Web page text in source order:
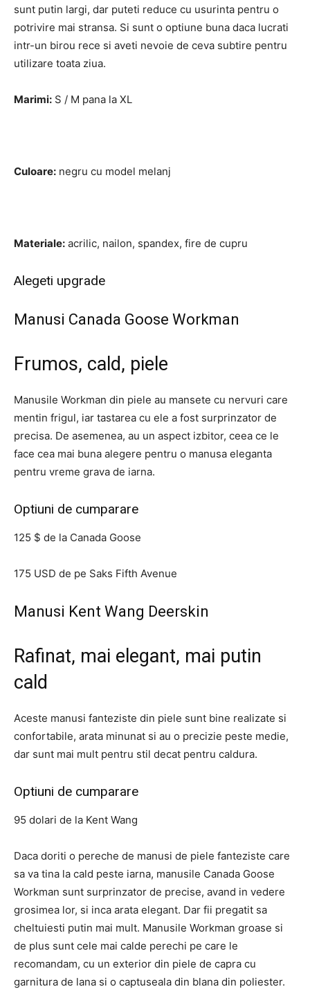
sunt putin largi, dar puteti reduce cu usurinta pentru o
potrivire mai stransa. Si sunt o optiune buna daca lucrati
intr-un birou rece si aveti nevoie de ceva subtire pentru
utilizare toata ziua.
Marimi: S / M pana la XL
Culoare: negru cu model melanj
Materiale: acrilic, nailon, spandex, fire de cupru
Alegeti upgrade
Manusi Canada Goose Workman
Frumos, cald, piele
Manusile Workman din piele au mansete cu nervuri care
mentin frigul, iar tastarea cu ele a fost surprinzator de
precisa. De asemenea, au un aspect izbitor, ceea ce le
face cea mai buna alegere pentru o manusa eleganta
pentru vreme grava de iarna.
Optiuni de cumparare
125 $ de la Canada Goose
175 USD de pe Saks Fifth Avenue
Manusi Kent Wang Deerskin
Rafinat, mai elegant, mai putin
cald
Aceste manusi fanteziste din piele sunt bine realizate si
confortabile, arata minunat si au o precizie peste medie,
dar sunt mai mult pentru stil decat pentru caldura.
Optiuni de cumparare
95 dolari de la Kent Wang
Daca doriti o pereche de manusi de piele fanteziste care
sa va tina la cald peste iarna, manusile Canada Goose
Workman sunt surprinzator de precise, avand in vedere
grosimea lor, si inca arata elegant. Dar fii pregatit sa
cheltuiesti putin mai mult. Manusile Workman groase si
de plus sunt cele mai calde perechi pe care le
recomandam, cu un exterior din piele de capra cu
garnitura de lana si o captuseala din blana din poliester.